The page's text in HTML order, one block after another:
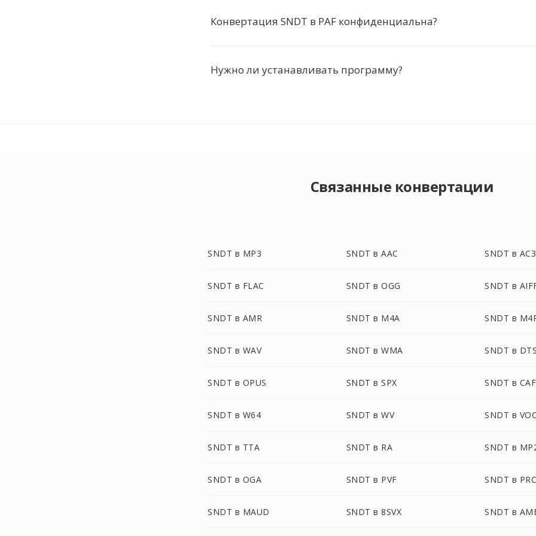
Конвертация SNDT в PAF конфиденциальна?
Нужно ли устанавливать программу?
Связанные конвертации
SNDT в MP3 SNDT в AAC SNDT в AC3
SNDT в FLAC SNDT в OGG SNDT в
SNDT в AMR SNDT в M4A SNDT в
SNDT в WAV SNDT в WMA SNDT в
SNDT в OPUS SNDT в SPX SNDT в CAF
SNDT в W64 SNDT в WV SNDT в
SNDT в TTA SNDT в RA SNDT в
SNDT в OGA SNDT в PVF SNDT в
SNDT в MAUD SNDT в 8SVX SNDT в